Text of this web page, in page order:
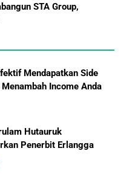
Menuju Kesuksesan
Tidak Pernah Maju,
yang Tidak Bisa
Cepat dan Mudah
Traveloka untuk Anak
Mendapatkan Side
Income Anda
Hutauruk
Penerbit Erlangga